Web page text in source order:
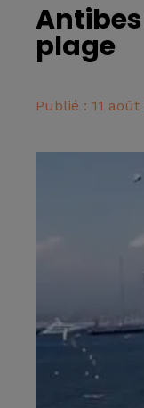
plage
Publié : 11